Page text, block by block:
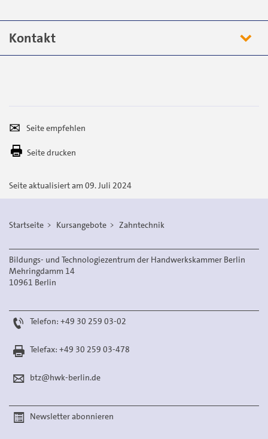
Kontakt
empfehlen
Per
E-
versenden
Seite drucken
Seite aktualisiert am 09. Juli 2024
Startseite Kursangebote Zahntechnik
Bildungs- und Technologiezentrum der Handwerkskammer Berlin
Mehringdamm 14
10961 Berlin
Telefon: +49 30 259 03-02
Telefax: +49 30 259 03-478
btz@hwk-berlin.de
Newsletter abonnieren